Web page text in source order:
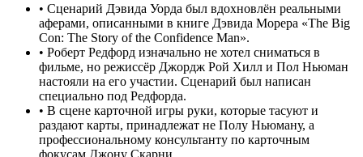
• Сценарий Дэвида Уорда был вдохновлён реальными
аферами, описанными в книге Дэвида Морера «The Big
Con: The Story of the Confidence Man».
• Роберт Редфорд изначально не хотел сниматься в
фильме, но режиссёр Джордж Рой Хилл и Пол Ньюман
настояли на его участии. Сценарий был написан
специально под Редфорда.
• В сцене карточной игры руки, которые тасуют и
раздают карты, принадлежат не Полу Ньюману, а
профессиональному консультанту по карточным
фокусам Джону Скарни.